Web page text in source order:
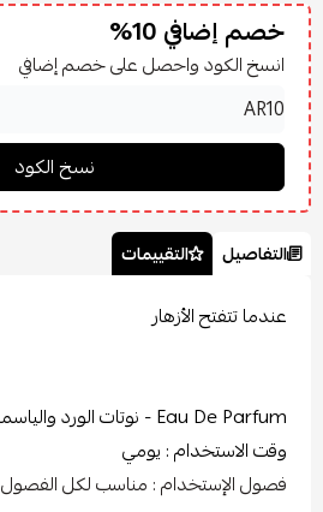
خصم إضافي 10%
انسخ الكود واحصل على خصم إضافي
التفاصيل التقييمات
عندما تتفتح الأزهار
Eau De Parfum - نوتات الورد والياسمين
وقت الاستخدام : يومي
فصول الإستخدام : مناسب لكل الفصول